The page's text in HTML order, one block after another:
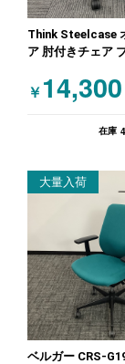
Think Steelcase
ア 肘付きチェア
￥ 14,300
在庫 4
大量入荷
ベルガー CRS-